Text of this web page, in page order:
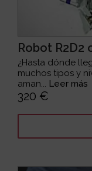
Robot R2D2
¿Hasta dónde
muchos tipos y
aman... Leer más
320 €